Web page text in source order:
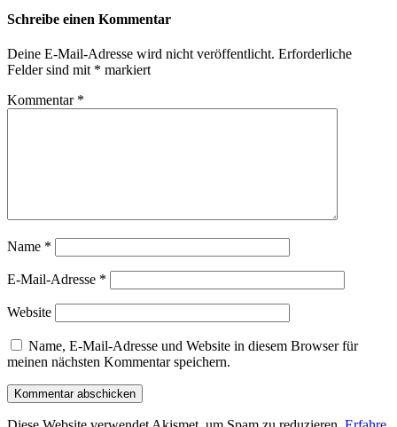
Schreibe einen Kommentar
Deine E-Mail-Adresse wird nicht veröffentlicht. Erforderliche
Felder sind mit * markiert
Kommentar *
Name *
E-Mail-Adresse *
Website
Name, E-Mail-Adresse und Website in diesem Browser für
meinen nächsten Kommentar speichern.